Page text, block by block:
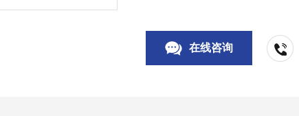
在线咨询